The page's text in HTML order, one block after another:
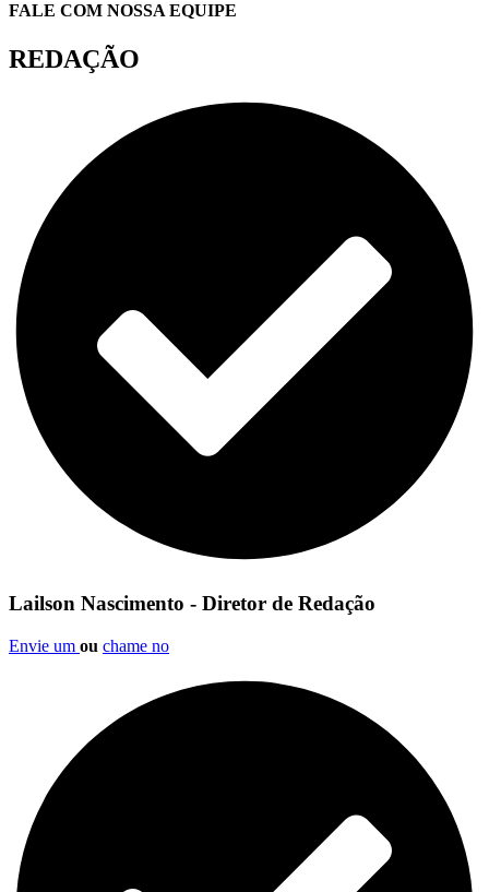
FALE COM NOSSA EQUIPE
REDAÇÃO
Lailson Nascimento - Diretor de Redação
Envie um ou chame no